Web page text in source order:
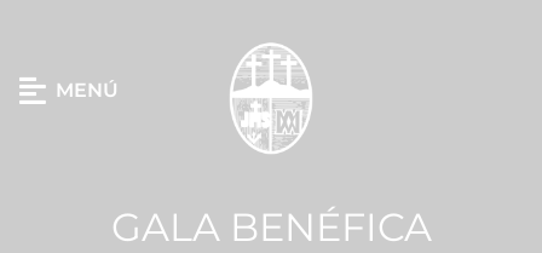
MENÚ
GALA BENÉFICA